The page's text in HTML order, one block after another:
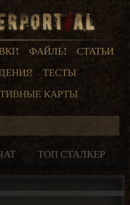
ФАЙЛЫ
СТАТЬИ
ТЕСТЫ
КАРТЫ
ТОП СТАЛКЕР